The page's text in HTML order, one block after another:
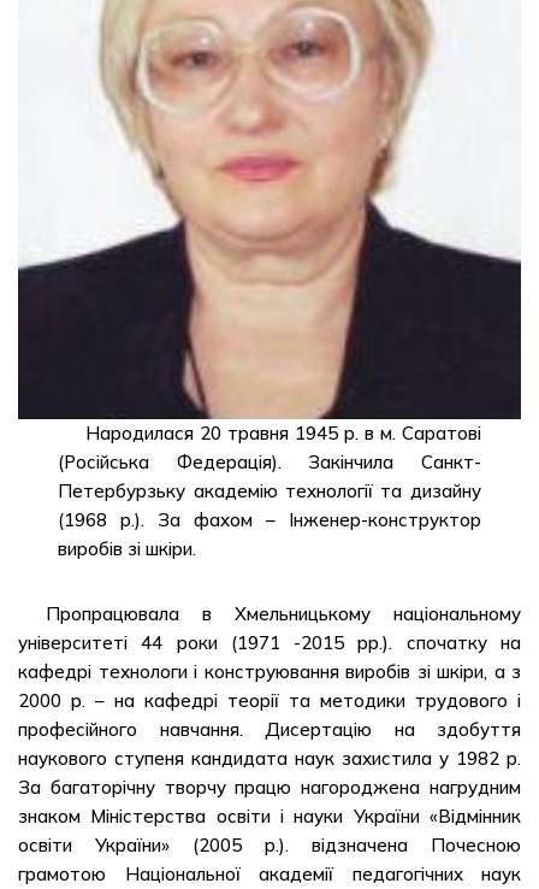
Народилася 20 травня 1945 р. в м. Саратові
(Російська Федерація). Закінчила Санкт-
Петербурзьку академію технології та дизайну
(1968 р.). За фахом – Інженер-конструктор
виробів зі шкіри.
Пропрацювала в Хмельницькому національному
університеті 44 роки (1971 -2015 рр.). спочатку на
кафедрі технологи і конструювання виробів зі шкіри, а з
2000 р. – на кафедрі теорії та методики трудового і
професійного навчання. Дисертацію на здобуття
наукового ступеня кандидата наук захистила у 1982 р.
За багаторічну творчу працю нагороджена нагрудним
знаком Міністерства освіти і науки України «Відмінник
освіти України» (2005 р.). відзначена Почесною
грамотою Національної академії педагогічних наук